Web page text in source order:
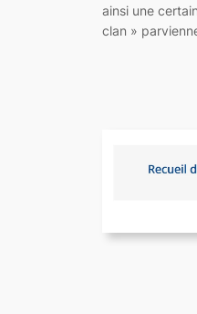
ainsi une
clan »